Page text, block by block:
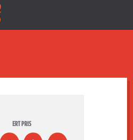
ERT PRIS